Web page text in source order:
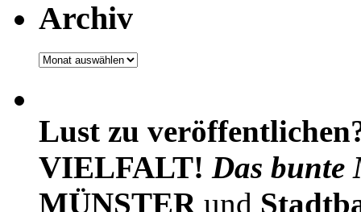
Archiv
Archiv
Lust zu
VIELFALT! Das bunte
MÜNSTERund